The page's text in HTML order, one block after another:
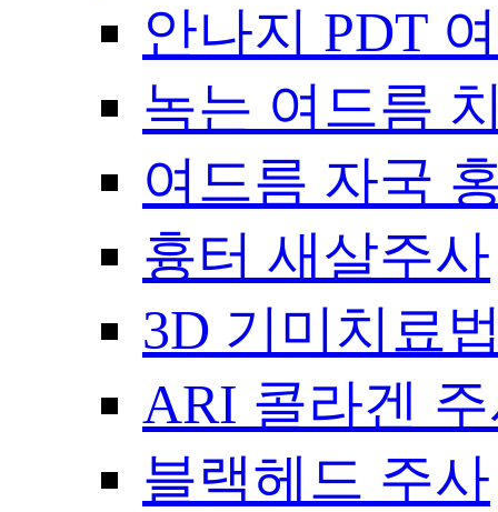
안나지 PDT
녹는 여드름
여드름 자국
흉터 새살주사
3D 기미치료
ARI 콜라겐
블랙헤드 주사